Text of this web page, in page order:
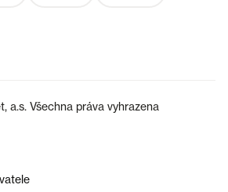
a.s. Všechna práva vyhrazena